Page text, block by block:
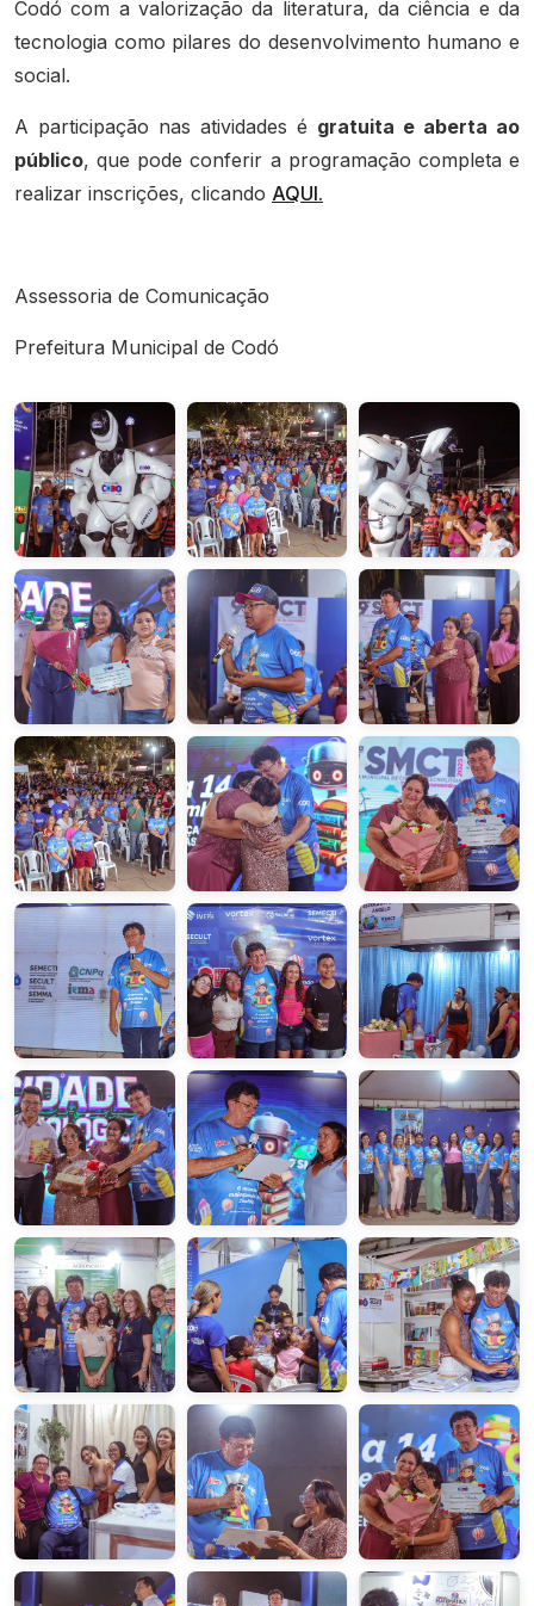
Codó com a valorização da literatura, da ciência e da
tecnologia como pilares do desenvolvimento humano e
social.
A participação nas atividades é gratuita e aberta ao
público, que pode conferir a programação completa e
realizar inscrições, clicando AQUI.
Assessoria de Comunicação
Prefeitura Municipal de Codó